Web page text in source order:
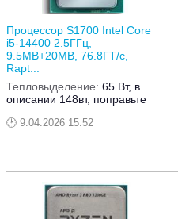
Процессор S1700 Intel Core
i5-14400 2.5ГГц,
9.5MB+20MB, 76.8ГТ/с,
Rapt...
Тепловыделение: 65 Вт, в
описании 148вт, поправьте
9.04.2026 15:52